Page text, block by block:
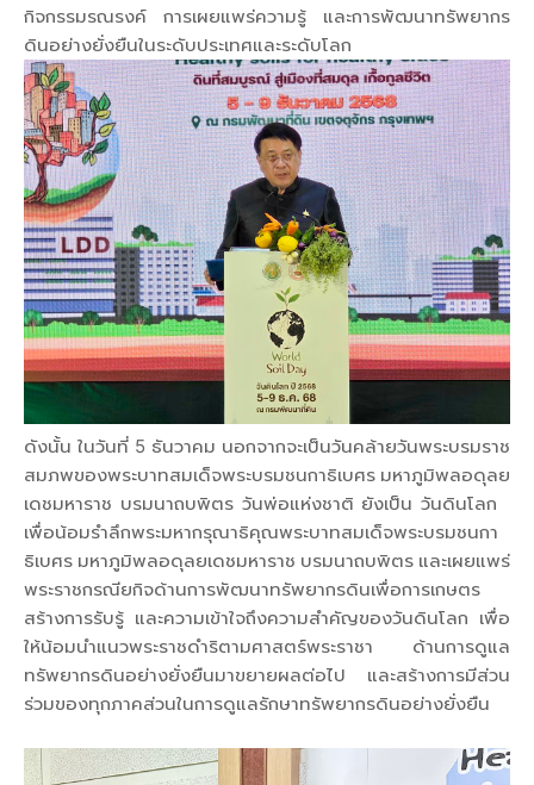
กิจกรรมรณรงค์ การเผยแพร่ความรู้ และการพัฒนาทรัพยากร
ดินอย่างยั่งยืนในระดับประเทศและระดับโลก
ดังนั้น ในวันที่ 5 ธันวาคม นอกจากจะเป็นวันคล้ายวันพระบรมราช
สมภพของพระบาทสมเด็จพระบรมชนกาธิเบศร มหาภูมิพลอดุลย
เดชมหาราช บรมนาถบพิตร วันพ่อแห่งชาติ ยังเป็น วันดินโลก
เพื่อน้อมรำลึกพระมหากรุณาธิคุณพระบาทสมเด็จพระบรมชนกา
ธิเบศร มหาภูมิพลอดุลยเดชมหาราช บรมนาถบพิตร และเผยแพร่
พระราชกรณียกิจด้านการพัฒนาทรัพยากรดินเพื่อการเกษตร
สร้างการรับรู้ และความเข้าใจถึงความสำคัญของวันดินโลก เพื่อ
ให้น้อมนำแนวพระราชดำริตามศาสตร์พระราชา ด้านการดูแล
ทรัพยากรดินอย่างยั่งยืนมาขยายผลต่อไป และสร้างการมีส่วน
ร่วมของทุกภาคส่วนในการดูแลรักษาทรัพยากรดินอย่างยั่งยืน